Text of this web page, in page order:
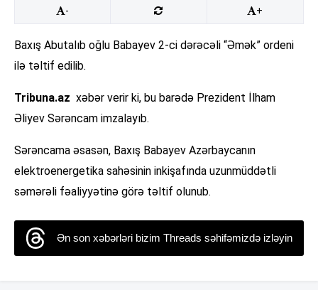
- +
Baxış Abutalıb oğlu Babayev 2-ci dərəcəli “Əmək” ordeni
ilə təltif edilib.
Tribuna.az xəbər verir ki, bu barədə Prezident İlham
Əliyev Sərəncam imzalayıb.
Sərəncama əsasən, Baxış Babayev Azərbaycanın
elektroenergetika sahəsinin inkişafında uzunmüddətli
səmərəli fəaliyyətinə görə təltif olunub.
Ən son xəbərləri bizim Threads səhifəmizdə izləyin